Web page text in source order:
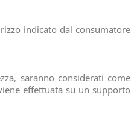
indicato dal consumatore
saranno considerati come
effettuata su un supporto